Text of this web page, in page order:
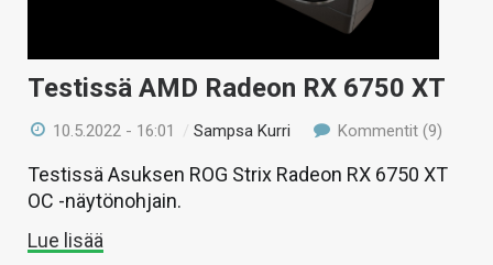
Testissä AMD Radeon RX 6750 XT
10.5.2022 - 16:01 /Sampsa Kurri Kommentit (9)
Testissä Asuksen ROG Strix Radeon RX 6750 XT
OC -näytönohjain.
Lue lisää